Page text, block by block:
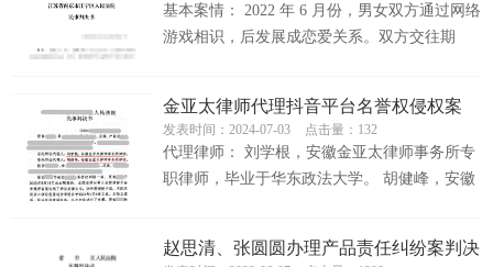
基本案情： 2022 年 6 月份，男女双方通过网络
游戏相识，后发展成恋爱关系。双方交往期
金亚太律师代理抖音平台名誉权侵权案
件，成功保护当事人权益
发表时间：2024-07-03 点击量：132
代理律师： 刘学根，安徽金亚太律师事务所专
职律师，毕业于华东政法大学。 胡健峰，安徽
赵思清、张圆圆办理产品责任纠纷案判决